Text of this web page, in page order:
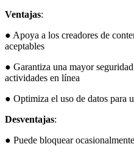
Ventajas:
● Apoya a los creadores de
aceptables
● Garantiza una mayor
actividades en línea
● Optimiza el uso de datos para
Desventajas:
● Puede bloquear